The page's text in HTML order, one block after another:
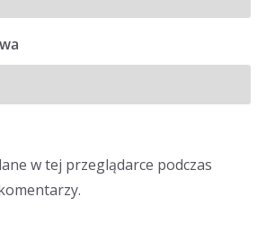
w tej przeglądarce podczas